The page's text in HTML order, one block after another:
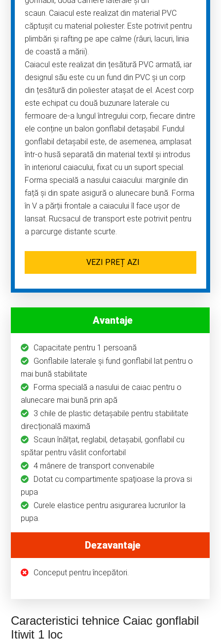
scaun. Caiacul este realizat din material PVC
căptușit cu material poliester. Este potrivit pentru
plimbări și rafting pe ape calme (râuri, lacuri, linia
de coastă a mării).
Caiacul este realizat din țesătură PVC armată, iar
designul său este cu un fund din PVC și un corp
din țesătură din poliester atașat de el. Acest corp
este echipat cu două buzunare laterale cu
fermoare de-a lungul întregului corp, fiecare dintre
ele conține un balon gonflabil detașabil. Fundul
gonflabil detașabil este, de asemenea, amplasat
într-o husă separată din material textil și introdus
în interiorul caiacului, fixat cu un suport special.
Forma specială a nasului caiacului: marginile din
față și din spate asigură o alunecare bună. Forma
în V a părții frontale a caiacului îl face ușor de
lansat. Rucsacul de transport este potrivit pentru
a parcurge distante scurte.
VEZI PREȚ AZI
Avantaje
Capacitate pentru 1 persoană
Gonflabile laterale și fund gonflabil lat pentru o
mai bună stabilitate
Forma specială a nasului de caiac pentru o
alunecare mai bună prin apă
3 chile de plastic detașabile pentru stabilitate
direcțională maximă
Scaun înălțat, reglabil, detașabil, gonflabil cu
spătar pentru vâslit confortabil
4 mânere de transport convenabile
Dotat cu compartimente spaţioase la prova si
pupa
Curele elastice pentru asigurarea lucrurilor la
pupa.
Dezavantaje
Conceput pentru începători.
Caracteristici tehnice Caiac gonflabil
Itiwit 1 loc